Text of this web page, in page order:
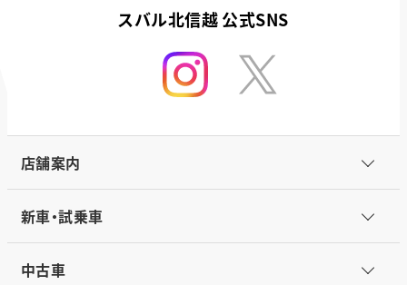
スバル北信越 公式SNS
店舗案内
新車・試乗車
中古車